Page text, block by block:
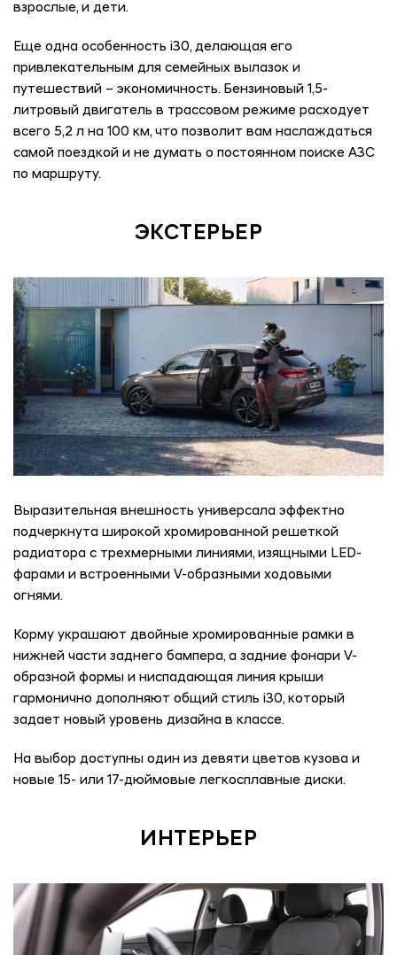
взрослые, и дети.
Еще одна особенность i30, делающая его
привлекательным для семейных вылазок и
путешествий – экономичность. Бензиновый 1,5-
литровый двигатель в трассовом режиме расходует
всего 5,2 л на 100 км, что позволит вам наслаждаться
самой поездкой и не думать о постоянном поиске АЗС
по маршруту.
ЭКСТЕРЬЕР
Выразительная внешность универсала эффектно
подчеркнута широкой хромированной решеткой
радиатора с трехмерными линиями, изящными LED-
фарами и встроенными V-образными ходовыми
огнями.
Корму украшают двойные хромированные рамки в
нижней части заднего бампера, а задние фонари V-
образной формы и ниспадающая линия крыши
гармонично дополняют общий стиль i30, который
задает новый уровень дизайна в классе.
На выбор доступны один из девяти цветов кузова и
новые 15- или 17-дюймовые легкосплавные диски.
ИНТЕРЬЕР